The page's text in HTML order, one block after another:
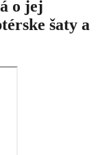
o jej
šaty a